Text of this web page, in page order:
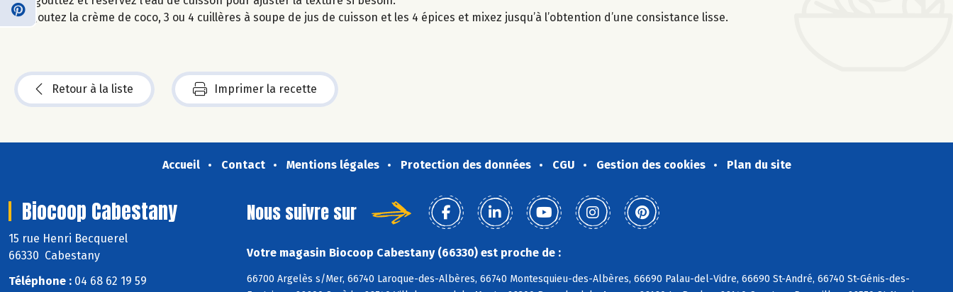
Ajoutez la crème de coco, 3 ou 4 cuillères à soupe de jus de cuisson et les 4 épices et mixez jusqu’à l’obtention d’une consistance lisse.
Retour à la liste Imprimer la recette
Accueil Contact Mentions légales Protection des données CGU Gestion des cookies Plan du site
Biocoop Cabestany
15 rue Henri Becquerel
66330 Cabestany
Téléphone : 04 68 62 19 59
Nous suivre sur
Votre magasin Biocoop Cabestany (66330) est proche de :
66700 Argelès s/Mer, 66740 Laroque-des-Albères, 66740 Montesquieu-des-Albères, 66690 Palau-del-Vidre, 66690 St-André, 66740 St-Génis-des-